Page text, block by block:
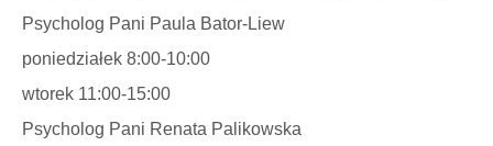
Psycholog Pani Paula Bator-Liew
poniedziałek 8:00-10:00
wtorek 11:00-15:00
Psycholog Pani Renata Palikowska